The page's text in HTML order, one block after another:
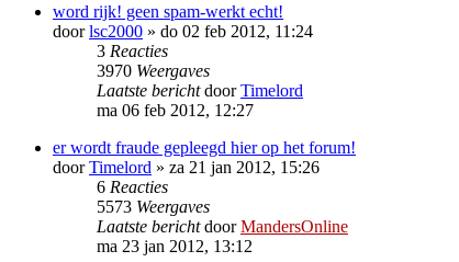
word rijk! geen spam-werkt echt!
doorlsc2000 » do 02 feb 2012, 11:24
3 Reacties
3970 Weergaves
Laatste berichtdoorTimelord
ma 06 feb 2012, 12:27
er wordt fraude gepleegd hier op het forum!
doorTimelord » za 21 jan 2012, 15:26
6 Reacties
5573 Weergaves
Laatste berichtdoorMandersOnline
ma 23 jan 2012, 13:12